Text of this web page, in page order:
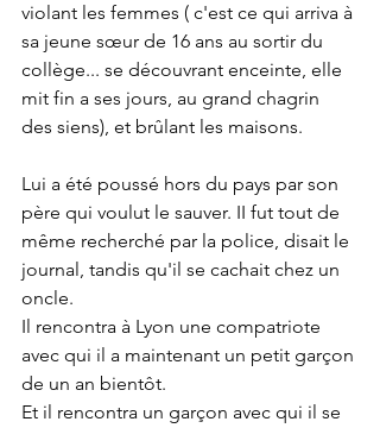
violant les femmes ( c'est ce qui arriva à
sa jeune sœur de 16 ans au sortir du
collège... se découvrant enceinte, elle
mit fin a ses jours, au grand chagrin
des siens), et brûlant les maisons.
Lui a été poussé hors du pays par son
père qui voulut le sauver. II fut tout de
même recherché par la police, disait le
journal, tandis qu'il se cachait chez un
oncle.
Il rencontra à Lyon une compatriote
avec qui il a maintenant un petit garçon
de un an bientôt.
Et il rencontra un garçon avec qui il se